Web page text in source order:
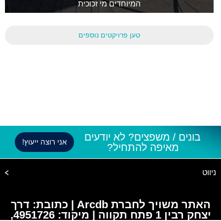
המיוחדים מי זכוכית
טען פרויקטים נוספים
בונים / משפצים? לא יודעים
מאיפה להתחיל?
אני רוצה ייעוץ!
ניווט
האתר משויך לחברת Arcdb | כתובת: דרך
יצחק רבין 1 פתח תקווה | מיקוד: 4951726,